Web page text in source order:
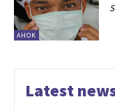
AHOK
Latest